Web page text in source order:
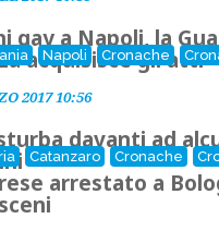
Napoli Cronache
gay a Napoli, la
acquisisce gli atti
2017 10:56
Catanzaro Cronache
davanti ad
arrestato a